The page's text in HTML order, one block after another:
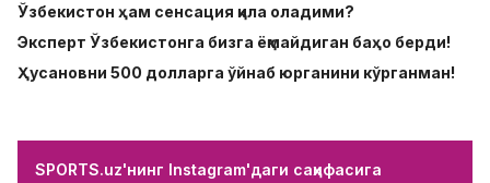
Ўзбекистон ҳам сенсация қила оладими?
Эксперт Ўзбекистонга бизга ёқмайдиган баҳо берди!
Ҳусановни 500 долларга ўйнаб юрганини кўрганман!
SPORTS.uz'нинг Instagram'даги саҳифасига